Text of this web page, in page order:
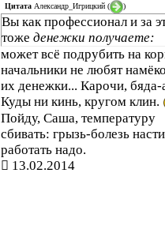
Цитата Александр_Игрицкий ( )
Вы как профессионал и за
тоже денежки получаете:
может всё подрубить на
начальники не любят
их денежки... Карочи, бяда-
Куды ни кинь, кругом клин.
Пойду, Саша, температуру
сбивать: грызь-болезь
работать надо.
13.02.2014